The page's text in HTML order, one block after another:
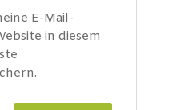
E-Mail-
in diesem